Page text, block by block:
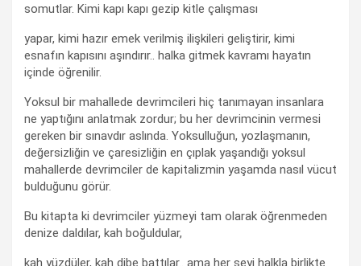
somutlar. Kimi kapı kapı gezip kitle çalışması
yapar, kimi hazır emek verilmiş ilişkileri geliştirir, kimi
esnafın kapısını aşındırır.. halka gitmek kavramı hayatın
içinde öğrenilir.
Yoksul bir mahallede devrimcileri hiç tanımayan insanlara
ne yaptığını anlatmak zordur; bu her devrimcinin vermesi
gereken bir sınavdır aslında. Yoksulluğun, yozlaşmanın,
değersizliğin ve çaresizliğin en çıplak yaşandığı yoksul
mahallerde devrimciler de kapitalizmin yaşamda nasıl vücut
bulduğunu görür.
Bu kitapta ki devrimciler yüzmeyi tam olarak öğrenmeden
denize daldılar, kah boğuldular,
kah yüzdüler, kah dibe battılar.. ama her şeyi halkla birlikte